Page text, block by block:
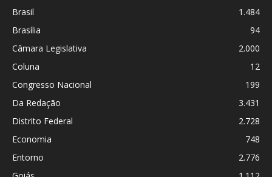
Brasil
1.484
Brasília
94
Câmara Legislativa
2.000
Coluna
12
Congresso Nacional
199
Da Redação
3.431
Distrito Federal
2.728
Economia
748
Entorno
2.776